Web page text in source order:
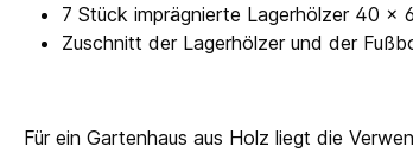
7 Stück imprägnierte Lagerhölzer 40 x
Zuschnitt der Lagerhölzer und der
Für ein Gartenhaus aus Holz liegt die